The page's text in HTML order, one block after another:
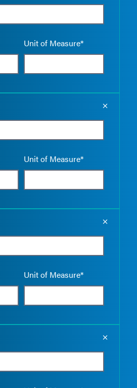
Unit of Measure*
Unit of Measure*
Unit of Measure*